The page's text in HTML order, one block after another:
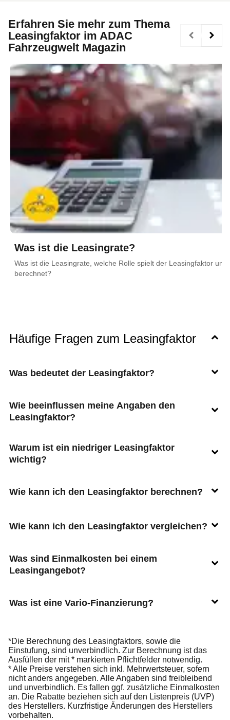
Erfahren Sie mehr zum Thema
Leasingfaktor im ADAC
Fahrzeugwelt Magazin
Was ist die Leasingrate?
Was ist die Leasingrate, welche Rolle spielt der Leasingfaktor und
berechnet?
Häufige Fragen zum Leasingfaktor
Was bedeutet der Leasingfaktor?
Wie beeinflussen meine Angaben den
Leasingfaktor?
Warum ist ein niedriger Leasingfaktor
wichtig?
Wie kann ich den Leasingfaktor berechnen?
Wie kann ich den Leasingfaktor vergleichen?
Was sind Einmalkosten bei einem
Leasingangebot?
Was ist eine Vario-Finanzierung?
*Die Berechnung des Leasingfaktors, sowie die
Einstufung, sind unverbindlich. Zur Berechnung ist das
Ausfüllen der mit * markierten Pflichtfelder notwendig.
* Alle Preise verstehen sich inkl. Mehrwertsteuer, sofern
nicht anders angegeben. Alle Angaben sind freibleibend
und unverbindlich. Es fallen ggf. zusätzliche Einmalkosten
an. Die Rabatte beziehen sich auf den Listenpreis (UVP)
des Herstellers. Kurzfristige Änderungen des Herstellers
vorbehalten.